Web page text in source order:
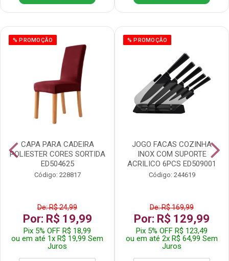
% PROMOÇÃO
CAPA PARA CADEIRA
POLIESTER CORES SORTIDA
ED504625
Código: 228817
De: R$ 24,99
Por: R$ 19,99
Pix 5% OFF R$ 18,99
ou em até 1x R$ 19,99 Sem
Juros
% PROMOÇÃO
JOGO FACAS COZINHA
INOX COM SUPORTE
ACRILICO 6PCS ED509001
Código: 244619
De: R$ 169,99
Por: R$ 129,99
Pix 5% OFF R$ 123,49
ou em até 2x R$ 64,99 Sem
Juros